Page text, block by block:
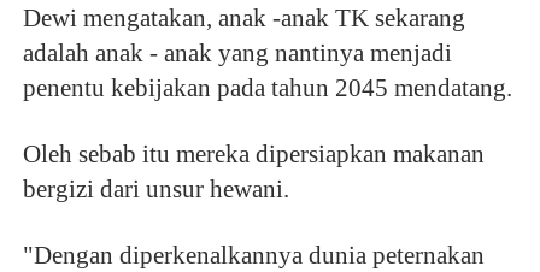
Dewi mengatakan, anak -anak TK sekarang
adalah anak - anak yang nantinya menjadi
penentu kebijakan pada tahun 2045 mendatang.
Oleh sebab itu mereka dipersiapkan makanan
bergizi dari unsur hewani.
"Dengan diperkenalkannya dunia peternakan